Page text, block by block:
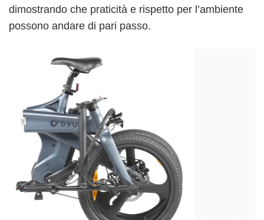
dimostrando che praticità e rispetto per l’ambiente
possono andare di pari passo.